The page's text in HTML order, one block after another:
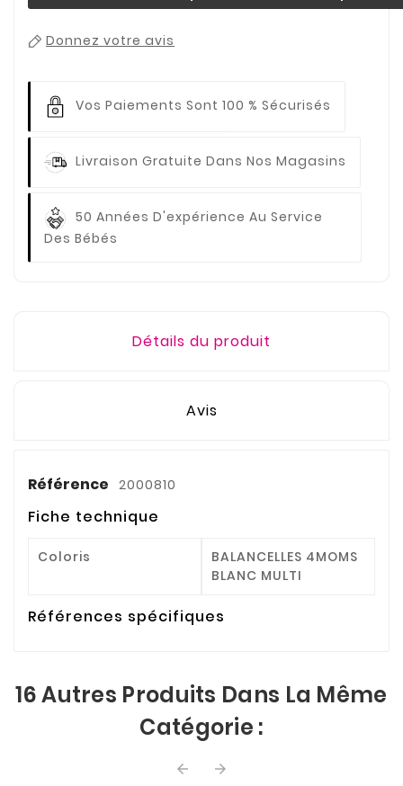
Donnez votre avis
Vos Paiements Sont 100 % Sécurisés
Livraison Gratuite Dans Nos Magasins
50 Années D'expérience Au Service
Des Bébés
Détails du produit
Avis
Référence 2000810
Fiche technique
Coloris
BALANCELLES 4MOMS
BLANC MULTI
Références spécifiques
16 Autres Produits Dans La Même
Catégorie :
 